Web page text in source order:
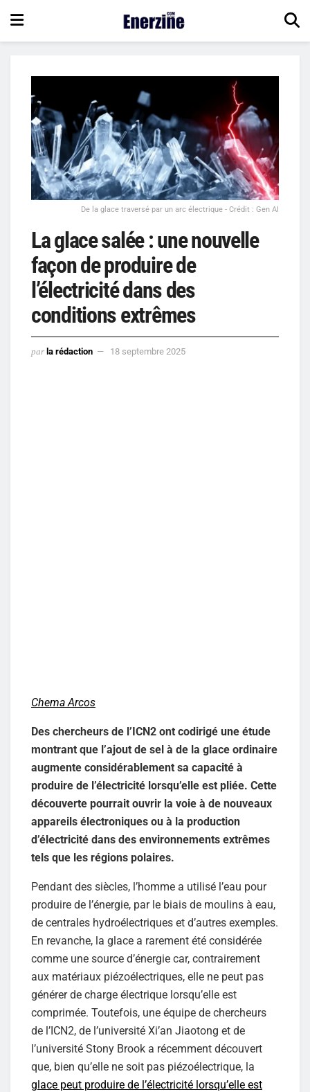
De la glace traversé par un arc électrique - Crédit : Gen AI
La glace salée : une nouvelle
façon de produire de
l’électricité dans des
conditions extrêmes
par la rédaction 18 septembre 2025
Chema Arcos
Des chercheurs de l’ICN2 ont codirigé une étude
montrant que l’ajout de sel à de la glace ordinaire
augmente considérablement sa capacité à
produire de l’électricité lorsqu’elle est pliée. Cette
découverte pourrait ouvrir la voie à de nouveaux
appareils électroniques ou à la production
d’électricité dans des environnements extrêmes
tels que les régions polaires.
Pendant des siècles, l’homme a utilisé l’eau pour
produire de l’énergie, par le biais de moulins à eau,
de centrales hydroélectriques et d’autres exemples.
En revanche, la glace a rarement été considérée
comme une source d’énergie car, contrairement
aux matériaux piézoélectriques, elle ne peut pas
générer de charge électrique lorsqu’elle est
comprimée. Toutefois, une équipe de chercheurs
de l’ICN2, de l’université Xi’an Jiaotong et de
l’université Stony Brook a récemment découvert
que, bien qu’elle ne soit pas piézoélectrique, la
glace peut produire de l’électricité lorsqu’elle est